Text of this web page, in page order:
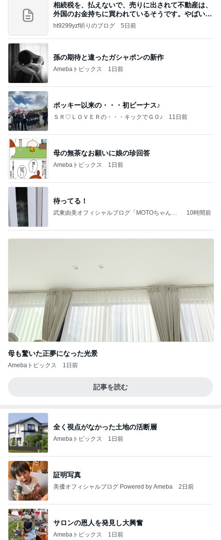
相続税を、払えないで、売りに出されて不動産は、
外国のお金持ちに買われているそうです。やばいで
すよ
ht9299yzf祈りのブログ 5日前
孫の期待と違ったガシャポンの新作
Amebaトピックス 1日前
ポッキー以来の・・・初ビーナス♪
ＳＲ♡ＬＯＶＥＲの・・・キックでＧＯ♪ 11日前
母の無茶なお願いに娘の珍回答
Amebaトピックス 1日前
待ってる！
武東由美オフィシャルブログ「MOTOちゃんと
10時間前
母も驚いた正夢になった光景
Amebaトピックス 1日前
記事を読む
全く視点がなかった土地の活断層
Amebaトピックス 1日前
証明写真
美優オフィシャルブログ Powered by Ameba 2日前
サロンの恩人を発見し大興奮
Amebaトピックス 1日前